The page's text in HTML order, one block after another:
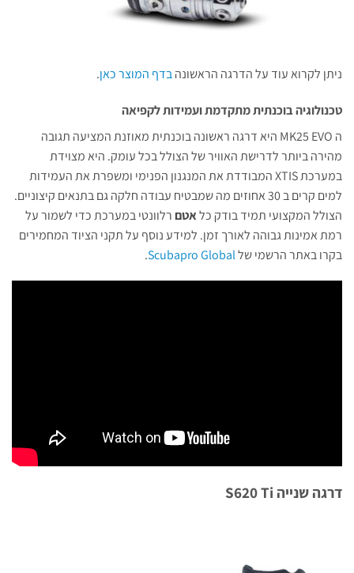
ניתן לקרוא עוד על הדרגה הראשונהבדף המוצר כאן.
טכנולוגיה בוכנתית מתקדמת ועמידות לקפיאה
ה MK25 EVO היא דרגה ראשונה בוכנתית מאוזנת המציעה תגובה
מהירה ביותר לדרישת האוויר של הצולל בכל עומק. היא מצוידת
במערכת XTIS המבודדת את המנגנון הפנימי ומשפרת את העמידות
למים קרים ב 30 אחוזים מה שמבטיח עבודה חלקה גם בתנאים קיצוניים.
הצולל המקצועי תמיד בודק כלאטםרלוונטי במערכת כדי לשמור על
רמת אמינות גבוהה לאורך זמן. למידע נוסף על תקני הציוד המחמירים
בקרו באתר הרשמי שלScubapro Global
.
דרגה שנייה S620 Ti